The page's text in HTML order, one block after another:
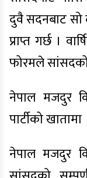
दुवै सदनबाट
प्राप्त गर्छ ।
फोरमले सांसदको
नेपाल मजदुर
पार्टीको खातामा
नेपाल मजदुर